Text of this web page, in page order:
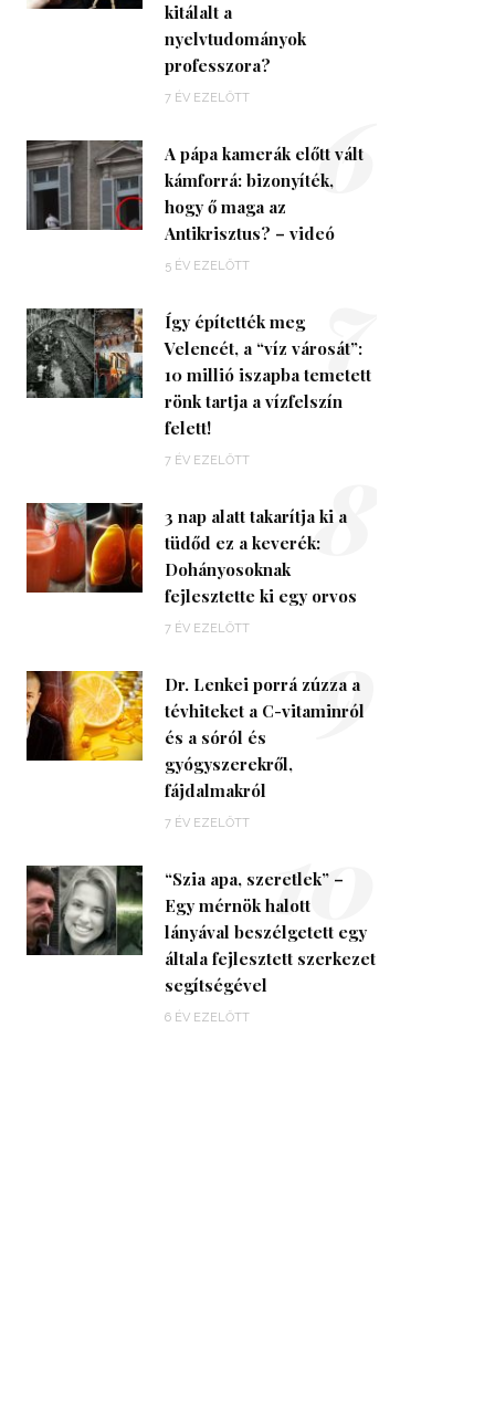
kitálalt a
nyelvtudományok
professzora?
7 ÉV EZELŐTT
A pápa kamerák előtt vált
kámforrá: bizonyíték,
hogy ő maga az
Antikrisztus? – videó
5 ÉV EZELŐTT
6
Így építették meg
Velencét, a “víz városát”:
10 millió iszapba temetett
rönk tartja a vízfelszín
felett!
7 ÉV EZELŐTT
7
3 nap alatt takarítja ki a
tüdőd ez a keverék:
Dohányosoknak
fejlesztette ki egy orvos
7 ÉV EZELŐTT
8
Dr. Lenkei porrá zúzza a
tévhiteket a C-vitaminról
és a sóról és
gyógyszerekről,
fájdalmakról
7 ÉV EZELŐTT
9
“Szia apa, szeretlek” –
Egy mérnök halott
lányával beszélgetett egy
általa fejlesztett szerkezet
segítségével
6 ÉV EZELŐTT
10